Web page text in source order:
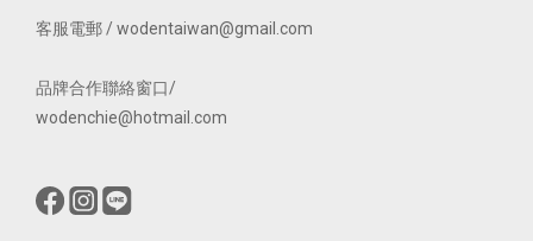
客服電郵 / wodentaiwan@gmail.com
品牌合作聯絡窗口/
wodenchie@hotmail.com